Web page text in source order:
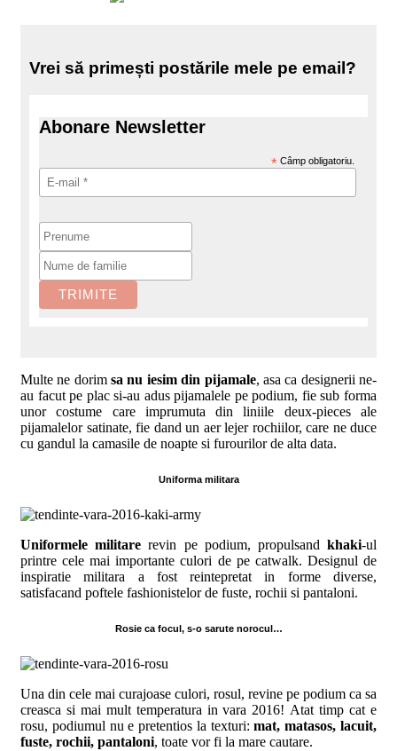
Vrei să primești postările mele pe email?
Abonare Newsletter
* Câmp obligatoriu.
Multe ne dorimsa nu iesim din pijamale, asa ca designerii ne-
au facut pe plac si-au adus pijamalele pe podium, fie sub forma
unor costume care imprumuta din liniile deux-pieces ale
pijamalelor satinate, fie dand un aer lejer rochiilor, care ne duce
cu gandul la camasile de noapte si furourilor de alta data.
Uniforma militara
Uniformele militare revin pe podium, propulsandkhaki-ul
printre cele mai importante culori de pe catwalk. Designul de
inspiratie militara a fost reintepretat in forme diverse,
satisfacand poftele fashionistelor de fuste, rochii si pantaloni.
Rosie ca focul, s-o sarute norocul…
Una din cele mai curajoase culori, rosul, revine pe podium ca sa
creasca si mai mult temperatura in vara 2016! Atat timp cat e
rosu, podiumul nu e pretentios la texturi:mat, matasos, lacuit,
fuste, rochii, pantaloni, toate vor fi la mare cautare.